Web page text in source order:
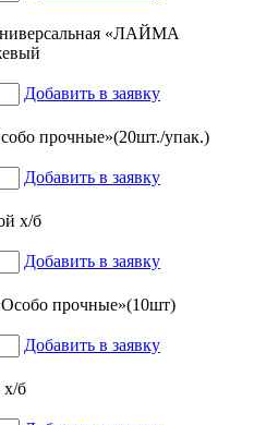
«ЛАЙМА
Добавить в заявку
прочные»(20шт./упак.)
Добавить в заявку
х/б
Добавить в заявку
прочные»(10шт)
Добавить в заявку
х/б